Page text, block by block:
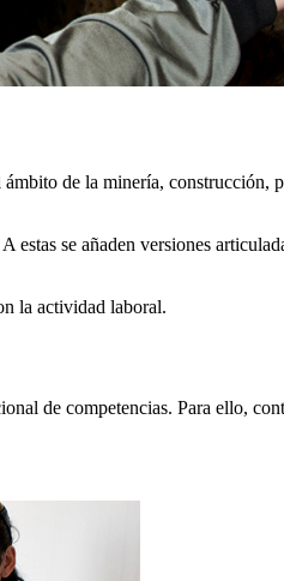
de la minería,
se añaden versiones
la actividad laboral.
de competencias. Para ello,